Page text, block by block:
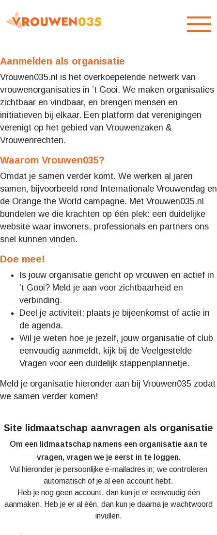
Aanmelden als organisatie
Vrouwen035.nl is het overkoepelende netwerk van
vrouwenorganisaties in ’t Gooi. We maken organisaties
zichtbaar en vindbaar, en brengen mensen en
initiatieven bij elkaar. Een platform dat verenigingen
verenigt op het gebied van Vrouwenzaken &
Vrouwenrechten.
Waarom Vrouwen035?
Omdat je samen verder komt. We werken al jaren
samen, bijvoorbeeld rond Internationale Vrouwendag en
de Orange the World campagne. Met Vrouwen035.nl
bundelen we die krachten op één plek: een duidelijke
website waar inwoners, professionals en partners ons
snel kunnen vinden.
Doe mee!
Is jouw organisatie gericht op vrouwen en actief in
’t Gooi? Meld je aan voor zichtbaarheid en
verbinding.
Deel je activiteit: plaats je bijeenkomst of actie in
de agenda.
Wil je weten hoe je jezelf, jouw organisatie of club
eenvoudig aanmeldt, kijk bij de Veelgestelde
Vragen voor een duidelijk stappenplannetje.
Meld je organisatie hieronder aan bij Vrouwen035 zodat
we samen verder komen!
Site lidmaatschap aanvragen als organisatie
Om een lidmaatschap namens een organisatie aan te
vragen, vragen we je eerst in te loggen.
Vul hieronder je persoonlijke e-mailadres in; we controleren
automatisch of je al een account hebt.
Heb je nog geen account, dan kun je er eenvoudig één
aanmaken. Heb je er al één, dan kun je daarna je wachtwoord
invullen.